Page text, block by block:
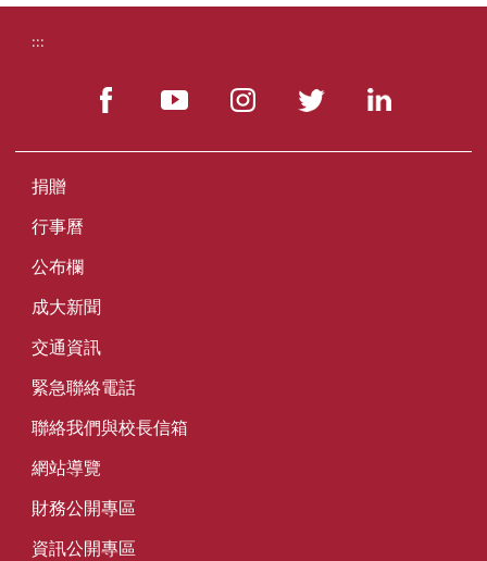
:::
捐贈
行事曆
公布欄
成大新聞
交通資訊
緊急聯絡電話
聯絡我們與校長信箱
網站導覽
財務公開專區
資訊公開專區